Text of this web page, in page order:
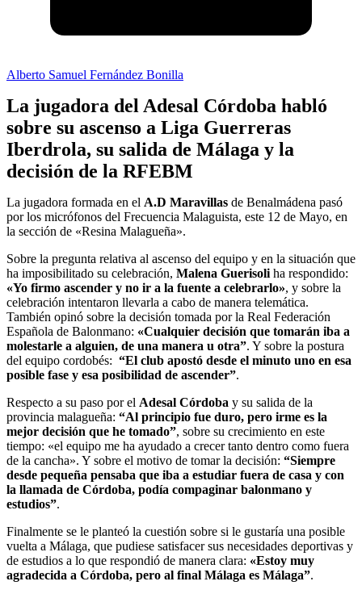
Alberto Samuel Fernández Bonilla
La jugadora del Adesal Córdoba habló
sobre su ascenso a Liga Guerreras
Iberdrola, su salida de Málaga y la
decisión de la RFEBM
La jugadora formada en el A.D Maravillas de Benalmádena pasó
por los micrófonos del Frecuencia Malaguista, este 12 de Mayo, en
la sección de «Resina Malagueña».
Sobre la pregunta relativa al ascenso del equipo y en la situación que
ha imposibilitado su celebración, Malena Guerisoli ha respondido:
«Yo firmo ascender y no ir a la fuente a celebrarlo», y sobre la
celebración intentaron llevarla a cabo de manera telemática.
También opinó sobre la decisión tomada por la Real Federación
Española de Balonmano: «Cualquier decisión que tomarán iba a
molestarle a alguien, de una manera u otra”. Y sobre la postura
del equipo cordobés: “El club apostó desde el minuto uno en esa
posible fase y esa posibilidad de ascender”.
Respecto a su paso por el Adesal Córdoba y su salida de la
provincia malagueña: “Al principio fue duro, pero irme es la
mejor decisión que he tomado”, sobre su crecimiento en este
tiempo: «el equipo me ha ayudado a crecer tanto dentro como fuera
de la cancha». Y sobre el motivo de tomar la decisión: “Siempre
desde pequeña pensaba que iba a estudiar fuera de casa y con
la llamada de Córdoba, podía compaginar balonmano y
estudios”.
Finalmente se le planteó la cuestión sobre si le gustaría una posible
vuelta a Málaga, que pudiese satisfacer sus necesidades deportivas y
de estudios a lo que respondió de manera clara: «Estoy muy
agradecida a Córdoba, pero al final Málaga es Málaga”.